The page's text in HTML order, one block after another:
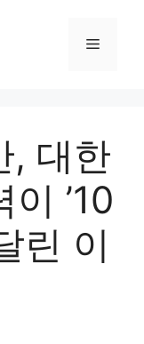
Menu
, 대한
’10
린 이